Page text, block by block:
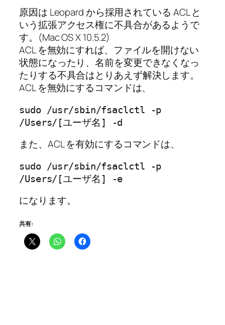
原因は Leopard から採用されている ACL と
いう拡張アクセス権に不具合があるようで
す。(Mac OS X 10.5.2)
ACL を無効にすれば、ファイルを開けない
状態になったり、名前を変更できなくなっ
たりする不具合はとりあえず解決します。
ACL を無効にするコマンドは、
sudo /usr/sbin/fsaclctl -p
/Users/[ユーザ名] -d
また、ACL を有効にするコマンドは、
sudo /usr/sbin/fsaclctl -p
/Users/[ユーザ名] -e
になります。
共有: